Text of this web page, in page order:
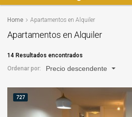
Home Apartamentos en Alquiler
Apartamentos en Alquiler
14 Resultados encontrados
Ordenar por:
Precio descendente
727